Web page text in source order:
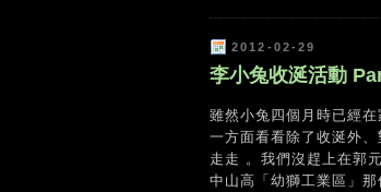
2012-02-29
李小兔收涎活動
雖然小兔四個月時已經在
一方面看看除了收涎外
走走 。我們沒趕上在郭
中山高「幼獅工業區」